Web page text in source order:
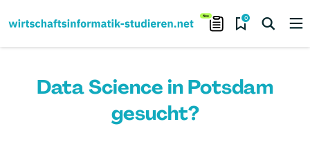
0
Data Science in Potsdam
gesucht?